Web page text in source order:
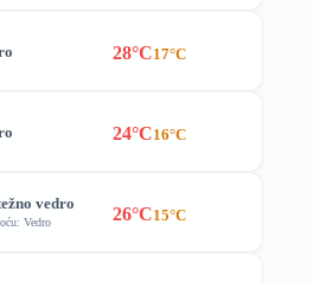
28°C17°C
24°C16°C
vedro
Vedro 26°C15°C